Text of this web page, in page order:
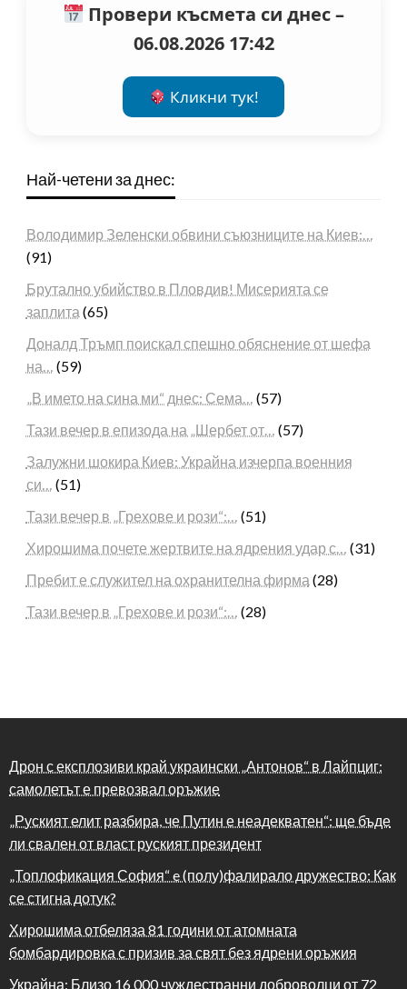
Провери късмета си днес –
06.08.2026 17:42
Кликни тук!
Най-четени за днес:
Володимир Зеленски обвини съюзниците на Киев:…
(91)
Брутално убийство в Пловдив! Мисерията се
заплита (65)
Доналд Тръмп поискал спешно обяснение от шефа
на… (59)
„В името на сина ми“ днес: Сема… (57)
Тази вечер в епизода на „Шербет от… (57)
Залужни шокира Киев: Украйна изчерпа военния
си… (51)
Тази вечер в „Грехове и рози“:… (51)
Хирошима почете жертвите на ядрения удар с… (31)
Пребит е служител на охранителна фирма (28)
Тази вечер в „Грехове и рози“:… (28)
Дрон с експлозиви край украински „Антонов“ в Лайпциг:
самолетът е превозвал оръжие
„Руският елит разбира, че Путин е неадекватен“: ще бъде
ли свален от власт руският президент
„Топлофикация София“ e (полу)фалирало дружество: Как
се стигна дотук?
Хирошима отбеляза 81 години от атомната
бомбардировка с призив за свят без ядрени оръжия
Украйна: Близо 16 000 чуждестранни доброволци от 72